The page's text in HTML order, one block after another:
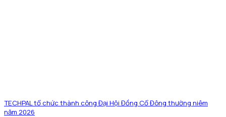
TECHPAL tổ chức thành công Đại Hội Đồng Cổ Đông thường niêm
năm 2026